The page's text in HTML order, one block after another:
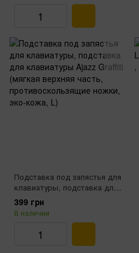
розовый)
Подставка под запястья для
клавиатуры, подставка для
клавиатуры Ajazz Graffiti
(мягкая верхняя часть,
противоскользящие ножки,
эко-кожа, L)
399 грн
В наличии